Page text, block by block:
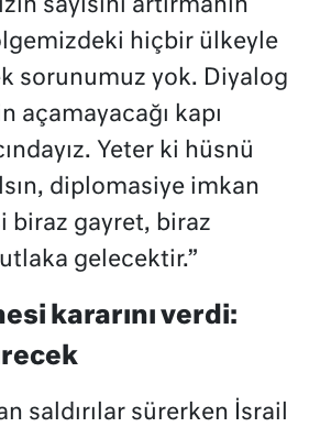
sayısını artırmanın
hiçbir ülkeyle
sorunumuz yok. Diyalog
açamayacağı kapı
Yeter ki hüsnü
diplomasiye imkan
biraz gayret, biraz
gelecektir.”
kararını verdi:
saldırılar sürerken İsrail